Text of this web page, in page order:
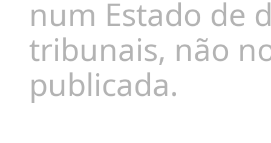
num Estado de
tribunais, não
publicada.